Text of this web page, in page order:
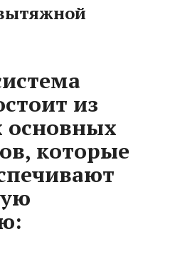
из
основных
которые